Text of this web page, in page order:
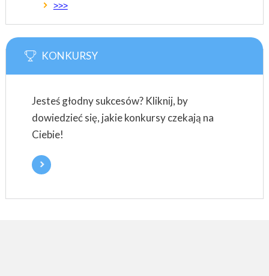
>>>
KONKURSY
Jesteś głodny sukcesów? Kliknij, by
dowiedzieć się, jakie konkursy czekają na
Ciebie!